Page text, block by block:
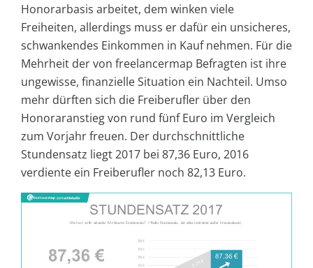
Honorarbasis arbeitet, dem winken viele
Freiheiten, allerdings muss er dafür ein unsicheres,
schwankendes Einkommen in Kauf nehmen. Für die
Mehrheit der von freelancermap Befragten ist ihre
ungewisse, finanzielle Situation ein Nachteil. Umso
mehr dürften sich die Freiberufler über den
Honoraranstieg von rund fünf Euro im Vergleich
zum Vorjahr freuen. Der durchschnittliche
Stundensatz liegt 2017 bei 87,36 Euro, 2016
verdiente ein Freiberufler noch 82,13 Euro.